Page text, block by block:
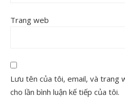
Trang web
Lưu tên của tôi, email, và trang
cho lần bình luận kế tiếp của tôi.